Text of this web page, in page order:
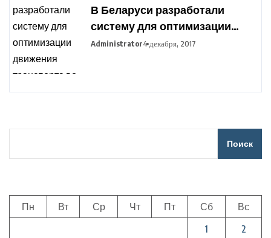
В Беларуси разработали
систему для оптимизации
движения транспорта во
Administrator4 декабря, 2017
Поиск
Пн Вт Ср Чт Пт Сб
Вс
1
2